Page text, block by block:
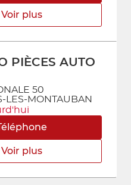
Voir plus
PIÈCES AUTO
50
LES-MONTAUBAN
Voir plus